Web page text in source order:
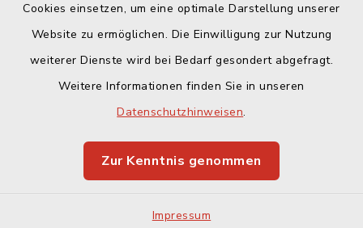
Cookies einsetzen, um eine optimale Darstellung unserer
Website zu ermöglichen. Die Einwilligung zur Nutzung
weiterer Dienste wird bei Bedarf gesondert abgefragt.
Weitere Informationen finden Sie in unseren
Datenschutzhinweisen.
Zur Kenntnis genommen
Impressum
Barrierefreiheit
Impressum
Sitemap